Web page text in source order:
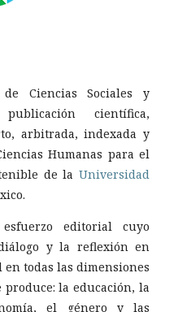
Ciencias Sociales y
científica,
arbitrada, indexada y
Humanas para el
de la Universidad
editorial cuyo
y la reflexión en
todas las dimensiones
produce: la educación, la
el género y las